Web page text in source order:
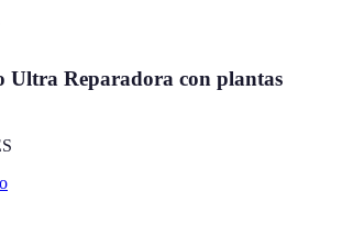
Ultra Reparadora con plantas